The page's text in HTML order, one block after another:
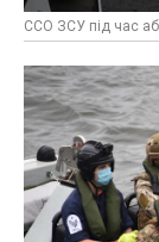
ССО ЗСУ під час